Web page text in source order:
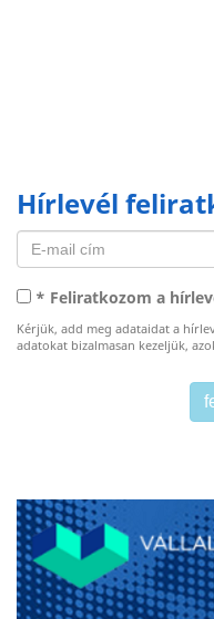
Hírlevél
* Feliratkozom a
Kérjük, add meg adataidat a
adatokat bizalmasan kezeljük,